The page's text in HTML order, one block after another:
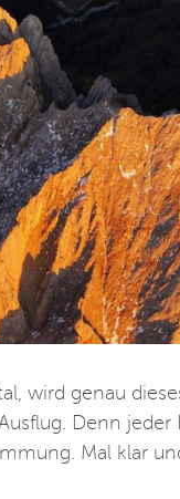
wird genau
Denn jeder
Mal klar